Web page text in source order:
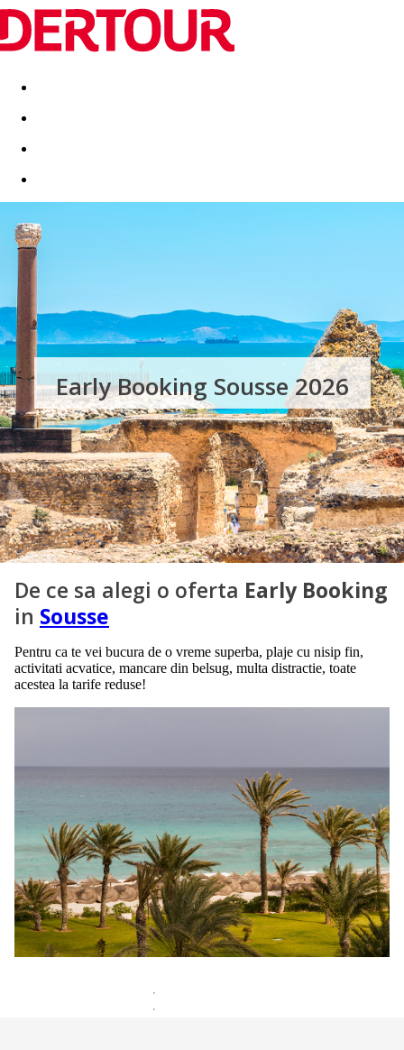
Destinatii Vacanta perfecta OFERTE DE NERATAT
Early Booking Sousse 2026
De ce sa alegi o oferta Early Booking
in Sousse
Pentru ca te vei bucura de o vreme superba, plaje cu nisip fin,
activitati acvatice, mancare din belsug, multa distractie, toate
acestea la tarife reduse!